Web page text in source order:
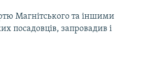
Магнітського та іншими
посадовців, запровадив і